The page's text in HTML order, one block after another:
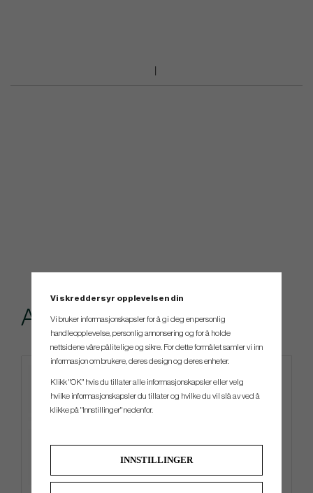
Andre kjøpte også
Vi skreddersyr opplevelsen din
Vi bruker informasjonskapsler for å gi deg en personlig
handleopplevelse, personlig annonsering og for å holde
nettsidene våre pålitelige og sikre. For dette formålet samler vi inn
informasjon om brukere, deres design og deres enheter.
Klikk "OK" hvis du tillater alle informasjonskapsler eller velg
hvilke informasjonskapsler du tillater og hvilke du vil slå av ved å
klikke på "Innstillinger" nedenfor.
INNSTILLINGER